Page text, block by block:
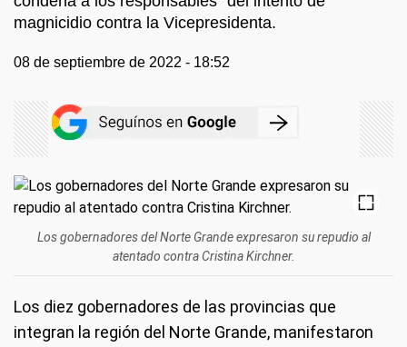
magnicidio contra la Vicepresidenta.
08 de septiembre de 2022 - 18:52
Los gobernadores del Norte Grande expresaron su repudio al
atentado contra Cristina Kirchner.
Los diez gobernadores de las provincias que
integran la región del Norte Grande, manifestaron